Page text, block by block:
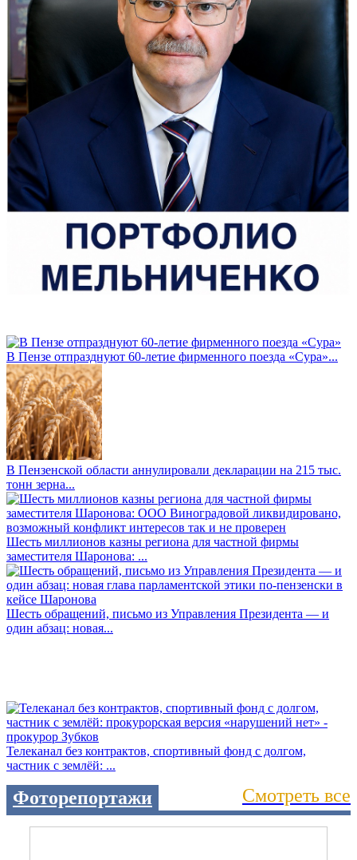
В Пензе отпразднуют 60-летие фирменного поезда «Сура»...
В Пензенской области аннулировали декларации на 215 тыс.
тонн зерна...
Шесть миллионов казны региона для частной фирмы
заместителя Шаронова: ...
Шесть обращений, письмо из Управления Президента — и
один абзац: новая...
Телеканал без контрактов, спортивный фонд с долгом,
частник с землёй: ...
Фоторепортажи Смотреть все